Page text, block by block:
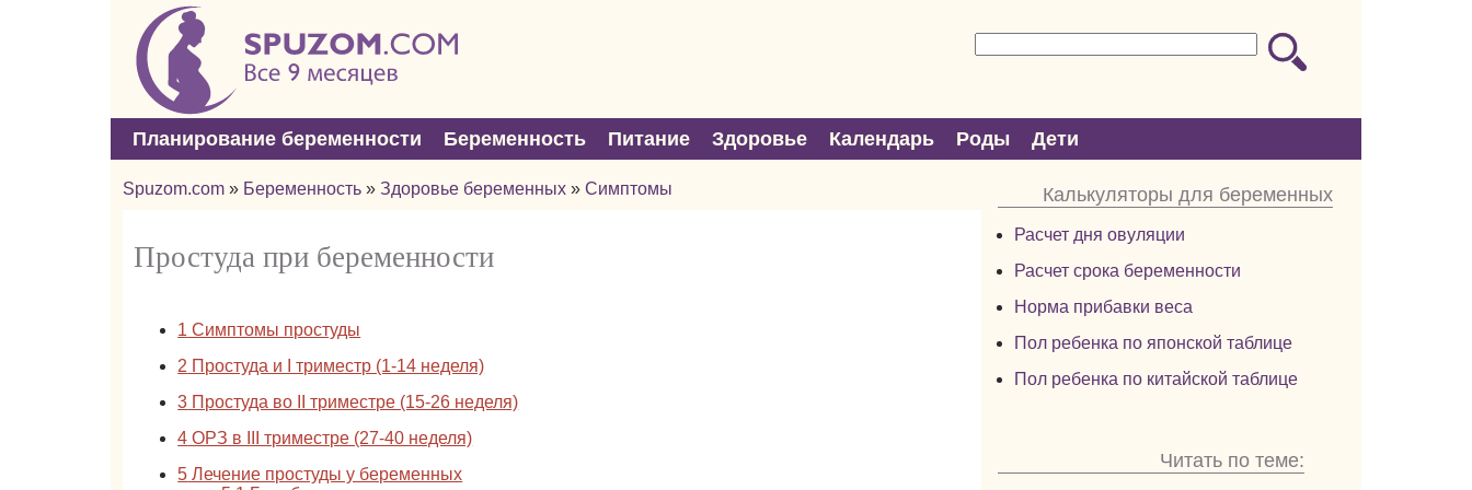
Планирование беременности Беременность Питание Здоровье Календарь Роды Дети
Spuzom.com » Беременность »Здоровье беременных »Симптомы
Простуда при беременности
1 Симптомы простуды
2 Простуда и I триместр (1-14 неделя)
3 Простуда во II триместре (15-26 неделя)
4 ОРЗ в III триместре (27-40 неделя)
5 Лечение простуды у беременных
Калькуляторы для беременных
Расчет дня овуляции
Расчет срока беременности
Норма прибавки веса
Пол ребенка по японской таблице
Пол ребенка по китайской таблице
Читать по теме: